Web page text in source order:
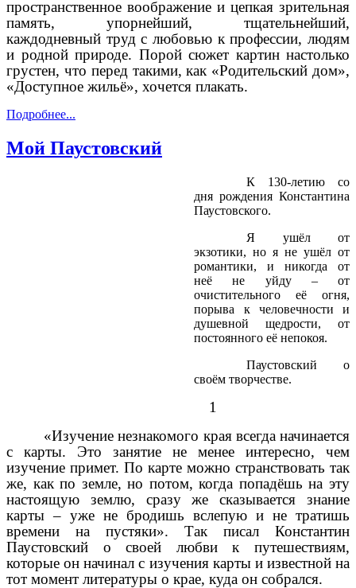
пространственное воображение и цепкая зрительная
память, упорнейший, тщательнейший,
каждодневный труд с любовью к профессии, людям
и родной природе. Порой сюжет картин настолько
грустен, что перед такими, как «Родительский дом»,
«Доступное жильё», хочется плакать.
Подробнее...
Мой Паустовский
К 130-летию со
дня рождения Константина
Паустовского.
Я ушёл от
экзотики, но я не ушёл от
романтики, и никогда от
неё не уйду – от
очистительного её огня,
порыва к человечности и
душевной щедрости, от
постоянного её непокоя.
Паустовский о
своём творчестве.
1
«Изучение незнакомого края всегда начинается
с карты. Это занятие не менее интересно, чем
изучение примет. По карте можно странствовать так
же, как по земле, но потом, когда попадёшь на эту
настоящую землю, сразу же сказывается знание
карты – уже не бродишь вслепую и не тратишь
времени на пустяки». Так писал Константин
Паустовский о своей любви к путешествиям,
которые он начинал с изучения карты и известной на
тот момент литературы о крае, куда он собрался.